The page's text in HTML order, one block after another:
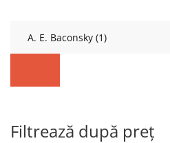
Filtrează după preț